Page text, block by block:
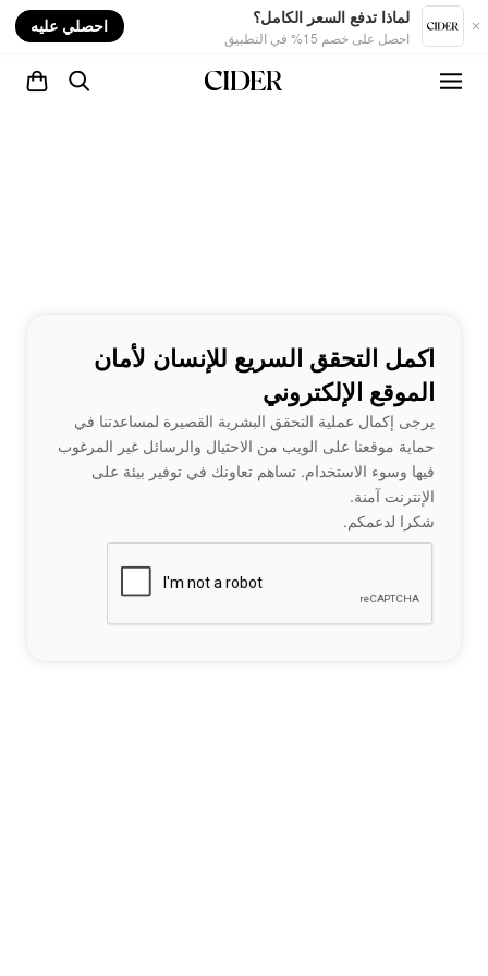
لماذا تدفع السعر الكامل؟
احصل على خصم 15% في التطبيق
احصلي عليه
اكمل التحقق السريع للإنسان لأمان
الموقع الإلكتروني
يرجى إكمال عملية التحقق البشرية القصيرة لمساعدتنا في
حماية موقعنا على الويب من الاحتيال والرسائل غير المرغوب
فيها وسوء الاستخدام. تساهم تعاونك في توفير بيئة على
الإنترنت آمنة.
شكرا لدعمكم.